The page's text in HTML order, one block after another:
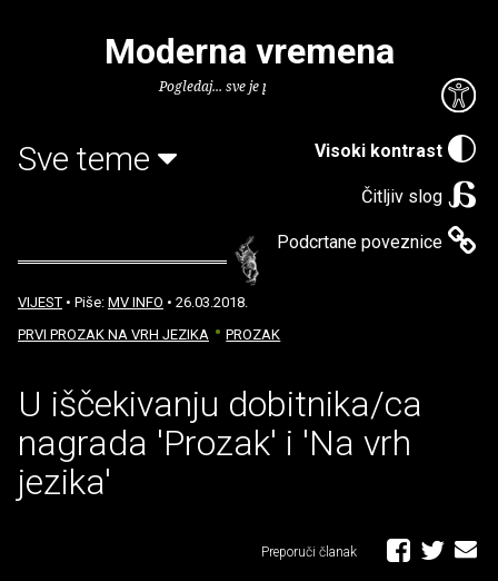
Visoki kontrast
Čitljiv slog
Podcrtane poveznice
Moderna vremena
Pogledaj... sve je puno knjiga.
Sve teme
VIJEST • Piše: MV INFO • 26.03.2018.
PRVI PROZAK NA VRH JEZIKA
PROZAK
U iščekivanju dobitnika/ca
nagrada 'Prozak' i 'Na vrh
jezika'
Preporuči članak